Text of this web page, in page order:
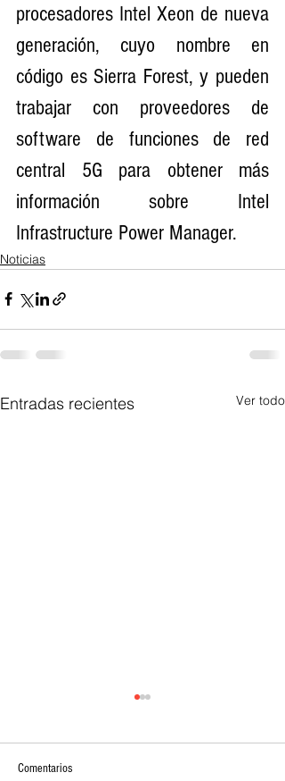
procesadores Intel Xeon de nueva
generación, cuyo nombre en
código es Sierra Forest, y pueden
trabajar con proveedores de
software de funciones de red
central 5G para obtener más
información sobre Intel
Infrastructure Power Manager.
Noticias
Entradas recientes Ver todo
Comentarios